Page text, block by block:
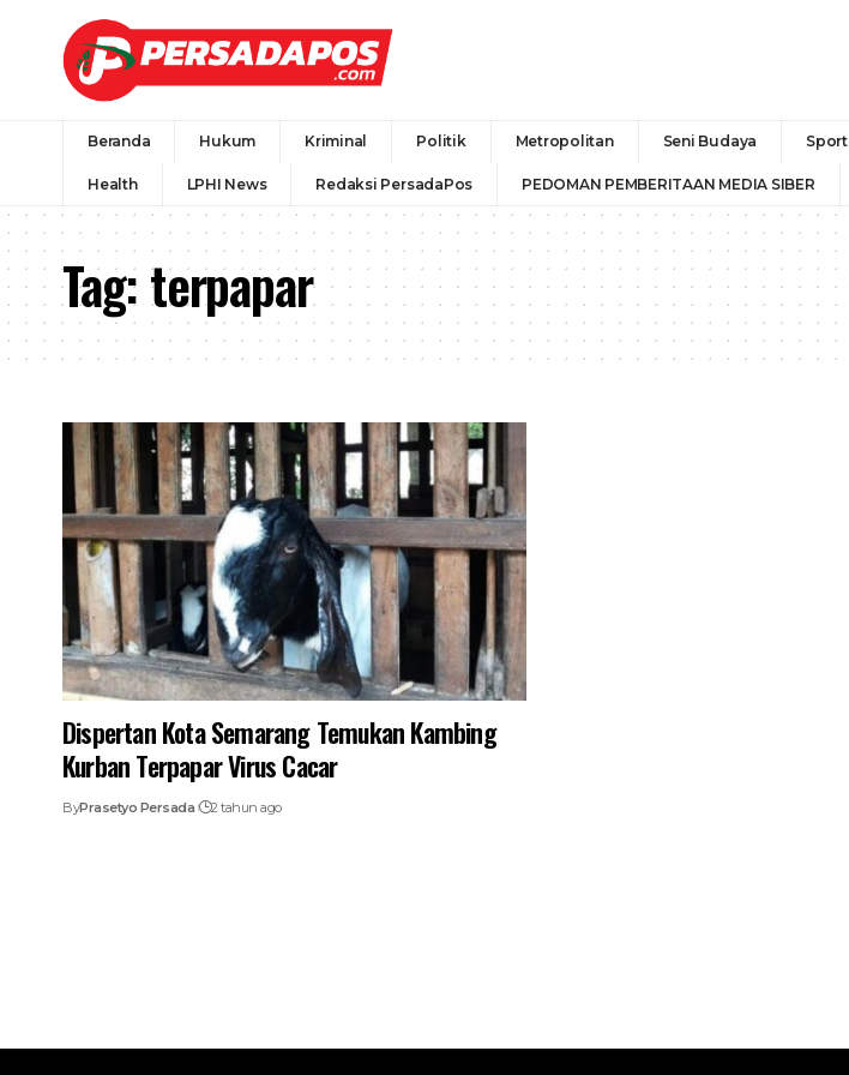
Beranda Hukum Kriminal Politik Metropolitan Seni Budaya Sport
Health LPHI News Redaksi PersadaPos PEDOMAN PEMBERITAAN MEDIA SIBER
Tag:terpapar
Dispertan Kota Semarang Temukan Kambing
Kurban Terpapar Virus Cacar
ByPrasetyo Persada 2 tahun ago